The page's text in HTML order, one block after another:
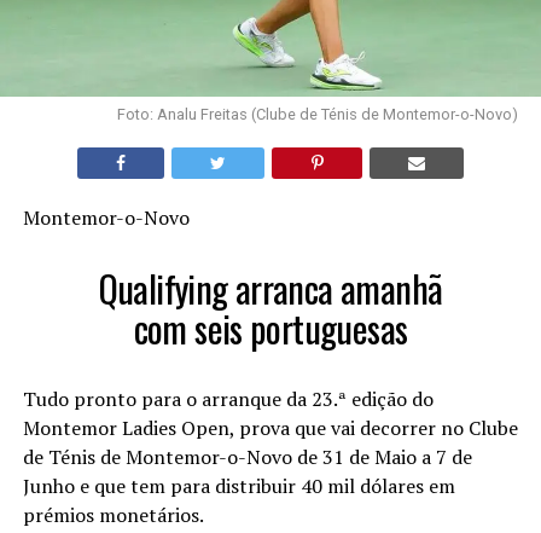
Foto: Analu Freitas (Clube de Ténis de Montemor-o-Novo)
Montemor-o-Novo
Qualifying arranca amanhã
com seis portuguesas
Tudo pronto para o arranque da 23.ª edição do
Montemor Ladies Open, prova que vai decorrer no Clube
de Ténis de Montemor-o-Novo de 31 de Maio a 7 de
Junho e que tem para distribuir 40 mil dólares em
prémios monetários.